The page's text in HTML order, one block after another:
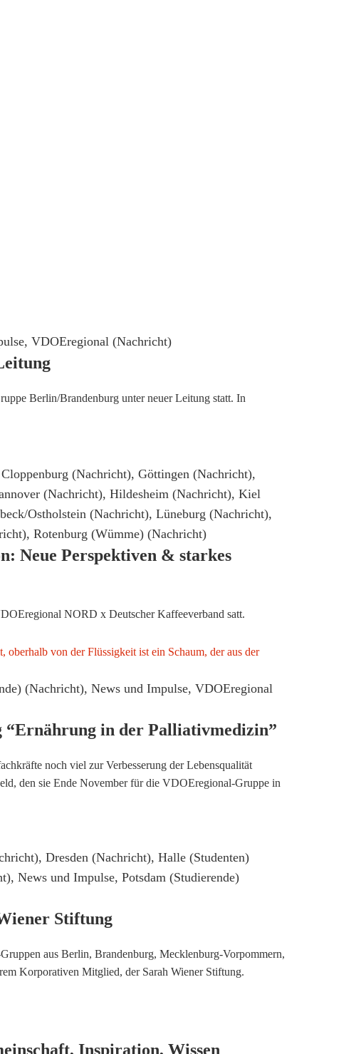
, VDOEregional (Nachricht)
Berlin/Brandenburg unter neuer Leitung statt. In
Cloppenburg (Nachricht), Göttingen (Nachricht),
(Nachricht), Hildesheim (Nachricht), Kiel
Ostholstein (Nachricht), Lüneburg (Nachricht),
, Rotenburg (Wümme) (Nachricht)
Neue Perspektiven & starkes
NORD x Deutscher Kaffeeverband satt.
(Nachricht), News und Impulse, VDOEregional
in der Palliativmedizin”
noch viel zur Verbesserung der Lebensqualität
den sie Ende November für die VDOEregional-Gruppe in
, Dresden (Nachricht), Halle (Studenten)
, News und Impulse, Potsdam (Studierende)
Stiftung
aus Berlin, Brandenburg, Mecklenburg-Vorpommern,
Korporativen Mitglied, der Sarah Wiener Stiftung.
Inspiration, Wissen